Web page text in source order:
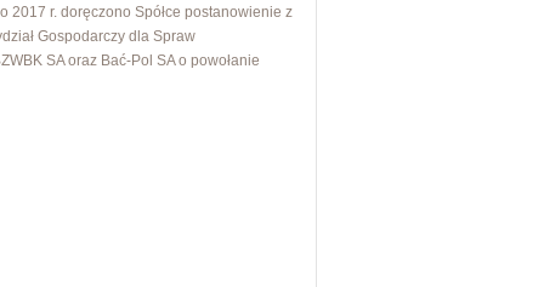
2017 r. doręczono Spółce postanowienie z
Gospodarczy dla Spraw
SA oraz Bać-Pol SA o powołanie